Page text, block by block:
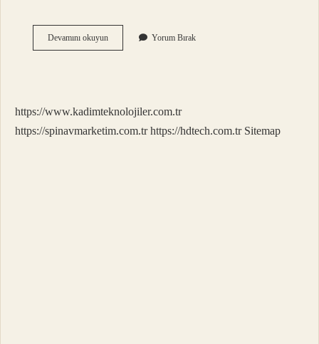
Devamını okuyunKimyagerlerin
Çalışma
Yorum Bırak
https://www.kadimteknolojiler.com.tr
https://spinavmarketim.com.tr https://hdtech.com.tr Sitemap